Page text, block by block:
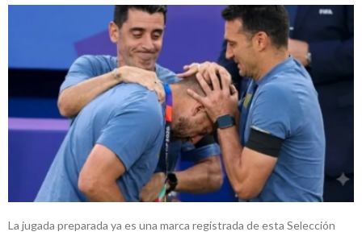
La jugada preparada ya es una marca registrada de esta Selección